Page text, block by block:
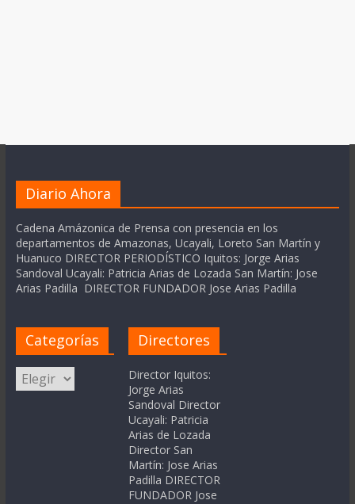
Diario Ahora
Cadena Amázonica de Prensa con presencia en los
departamentos de Amazonas, Ucayali, Loreto San Martín y
Huanuco DIRECTOR PERIODÍSTICO Iquitos: Jorge Arias
Sandoval Ucayali: Patricia Arias de Lozada San Martín: Jose
Arias Padilla DIRECTOR FUNDADOR Jose Arias Padilla
Categorías
Categorías
Directores
Director Iquitos:
Jorge Arias
Sandoval Director
Ucayali: Patricia
Arias de Lozada
Director San
Martín: Jose Arias
Padilla DIRECTOR
FUNDADOR Jose